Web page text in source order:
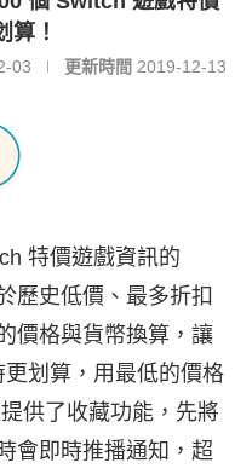
算！
03 更新時間 2019-12-13
特價遊戲資訊的
歷史低價、最多折扣
價格與貨幣換算，讓
划算，用最低的價格
供了收藏功能，先將
會即時推播通知，超